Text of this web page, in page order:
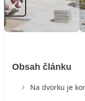
Obsah článku
Na dvorku je